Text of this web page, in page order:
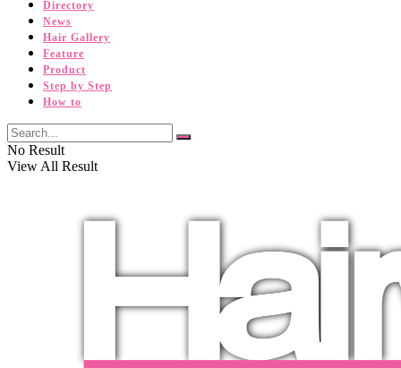
Directory
News
Hair Gallery
Feature
Product
Step by Step
How to
No Result
View All Result